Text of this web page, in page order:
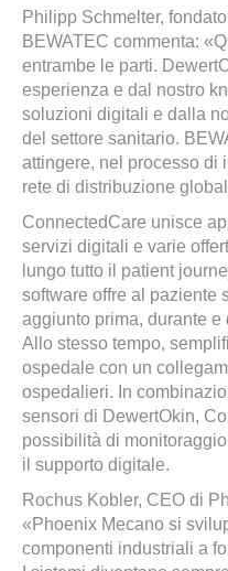
Philipp Schmelter,
BEWATEC commenta:
entrambe le parti.
esperienza e dal nostro
soluzioni digitali e dalla
del settore sanitario.
attingere, nel processo di
rete di distribuzione
ConnectedCare unisce
servizi digitali e varie
lungo tutto il patient
software offre al paziente
aggiunto prima, durante
Allo stesso tempo,
ospedale con un
ospedalieri. In
sensori di DewertOkin,
possibilità di
il supporto digitale.
Rochus Kobler, CEO di
«Phoenix Mecano si
componenti industriali a